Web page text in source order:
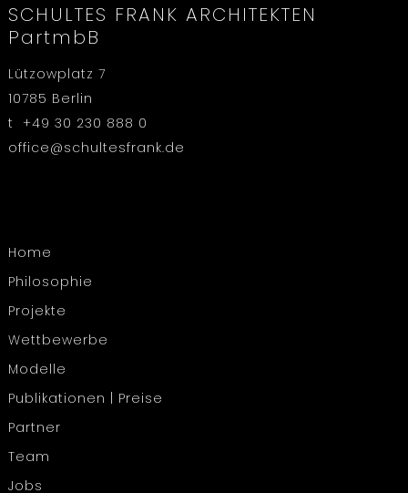
SCHULTES FRANK ARCHITEKTEN
PartmbB
Lützowplatz 7
10785 Berlin
t +49 30 230 888 0
office@schultesfrank.de
Home
Philosophie
Projekte
Wettbewerbe
Modelle
Publikationen | Preise
Partner
Team
Jobs